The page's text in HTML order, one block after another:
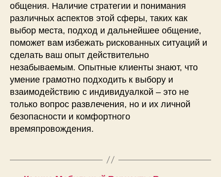
общения. Наличие стратегии и понимания
различных аспектов этой сферы, таких как
выбор места, подход и дальнейшее общение,
поможет вам избежать рискованных ситуаций и
сделать ваш опыт действительно
незабываемым. Опытные клиенты знают, что
умение грамотно подходить к выбору и
взаимодействию с индивидуалкой – это не
только вопрос развлечения, но и их личной
безопасности и комфортного
времяпровождения.